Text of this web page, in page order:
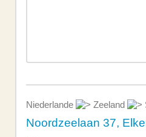
Niederlande Zeeland
Noordzeelaan 37,